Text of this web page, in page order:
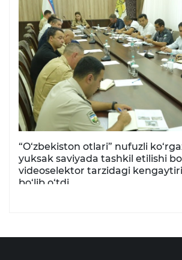
“O‘zbekiston otlari” nufuzli
yuksak saviyada tashkil etilishi
videoselektor tarzidagi
bo‘lib o‘tdi